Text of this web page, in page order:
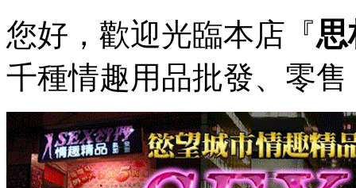
您好，歡迎光臨本店『思
千種情趣用品批發、零